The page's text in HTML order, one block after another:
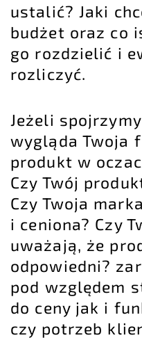
ustalić? Jaki
budżet oraz co
go rozdzielić i
rozliczyć.
Jeżeli
wygląda Twoja
produkt w
Czy Twój
Czy Twoja
i ceniona? Czy
uważają, że
odpowiedni?
pod względem
do ceny jak i
czy potrzeb